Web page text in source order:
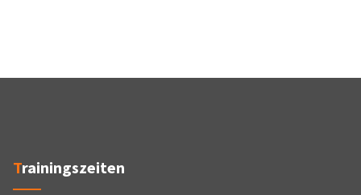
Trainingszeiten